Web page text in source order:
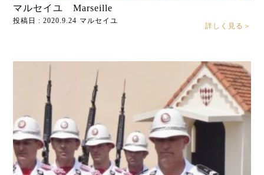
マルセイユ Marseille
投稿日 : 2020.9.24 マルセイユ
詳しく見る＞